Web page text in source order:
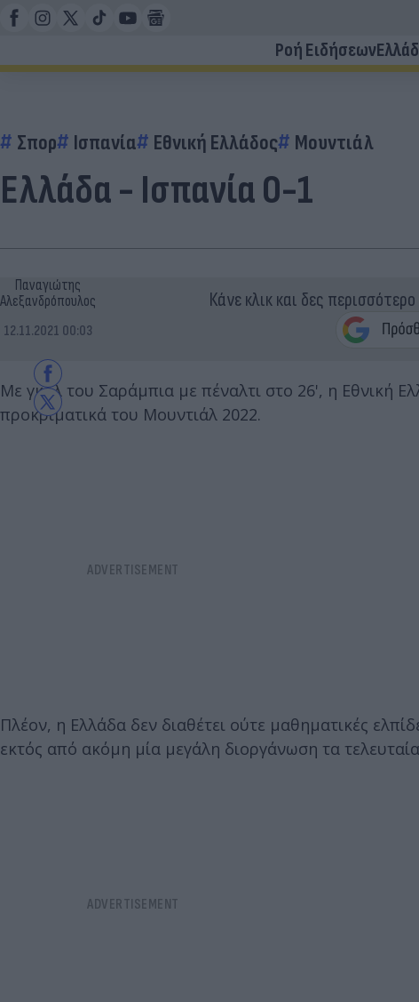
Ροή Ειδήσεων
Σπορ Ισπανία Εθνική Ελλάδος Μουντιάλ
Ελλάδα - Ισπανία 0-1
Παναγιώτης
Αλεξανδρόπουλος
12.11.2021 00:03
Κάνε κλικ και δες περισσότερο
Με γκολ του Σαράμπια με πέναλτι στο 26', η Εθνική
προκριματικά του Μουντιάλ 2022.
Πλέον, η Ελλάδα δεν διαθέτει ούτε μαθηματικές
εκτός από ακόμη μία μεγάλη διοργάνωση τα